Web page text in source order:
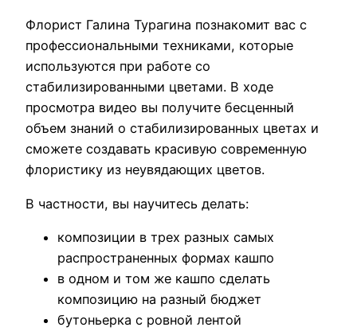
Флорист Галина Турагина познакомит вас с
профессиональными техниками, которые
используются при работе со
стабилизированными цветами. В ходе
просмотра видео вы получите бесценный
объем знаний о стабилизированных цветах и
сможете создавать красивую современную
флористику из неувядающих цветов.
В частности, вы научитесь делать:
композиции в трех разных самых
распространенных формах кашпо
в одном и том же кашпо сделать
композицию на разный бюджет
бутоньерка с ровной лентой